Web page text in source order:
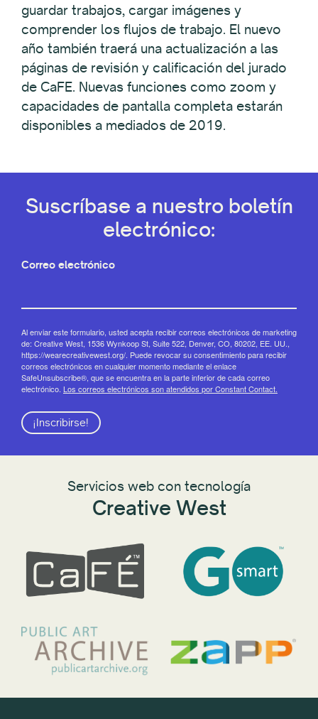
guardar trabajos, cargar imágenes y
comprender los flujos de trabajo. El nuevo
año también traerá una actualización a las
páginas de revisión y calificación del jurado
de CaFE. Nuevas funciones como zoom y
capacidades de pantalla completa estarán
disponibles a mediados de 2019.
Suscríbase a nuestro boletín
electrónico:
Correo electrónico
Al enviar este formulario, usted acepta recibir correos electrónicos de marketing
de: Creative West, 1536 Wynkoop St, Suite 522, Denver, CO, 80202, EE. UU.,
https://wearecreativewest.org/. Puede revocar su consentimiento para recibir
correos electrónicos en cualquier momento mediante el enlace
SafeUnsubscribe®, que se encuentra en la parte inferior de cada correo
electrónico. Los correos electrónicos son atendidos por Constant Contact.
¡Inscribirse!
Servicios web con tecnología
Creative West